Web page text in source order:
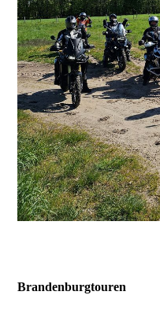
Brandenburgtouren